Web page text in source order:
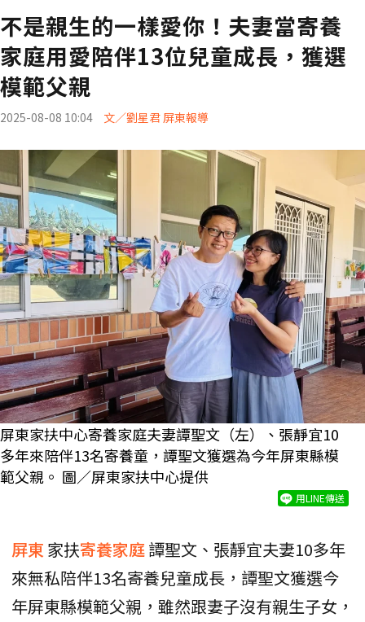
不是親生的一樣愛你！夫妻當寄養
家庭用愛陪伴13位兒童成長，獲選
模範父親
2025-08-08 10:04 文／劉星君 屏東報導
屏東家扶中心寄養家庭夫妻譚聖文（左）、張靜宜10
多年來陪伴13名寄養童，譚聖文獲選為今年屏東縣模
範父親。 圖／屏東家扶中心提供
用LINE傳送
屏東 家扶寄養家庭譚聖文、張靜宜夫妻10多年
來無私陪伴13名寄養兒童成長，譚聖文獲選今
年屏東縣模範父親，雖然跟妻子沒有親生子女，